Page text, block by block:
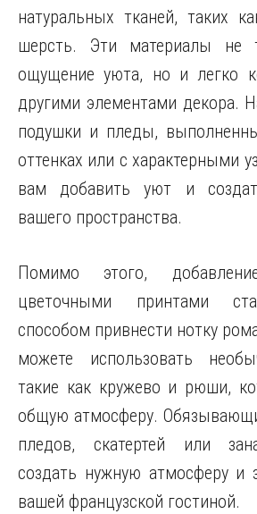
натуральных тканей, таких
шерсть. Эти материалы не
ощущение уюта, но и легко
другими элементами декора.
подушки и пледы,
оттенках или с характерными
вам добавить уют и
вашего пространства.
Помимо этого,
цветочными принтами
способом привнести нотку
можете использовать
такие как кружево и рюши,
общую атмосферу.
пледов, скатертей или
создать нужную атмосферу и
вашей французской гостиной.